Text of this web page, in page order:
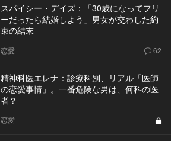
スパイシー・デイズ：「30歳になってフリ
ーだったら結婚しよう」男女が交わした約
束の結末
恋愛 62
精神科医エレナ：診療科別、リアル「医師
の恋愛事情」。一番危険な男は、何科の医
者？
恋愛